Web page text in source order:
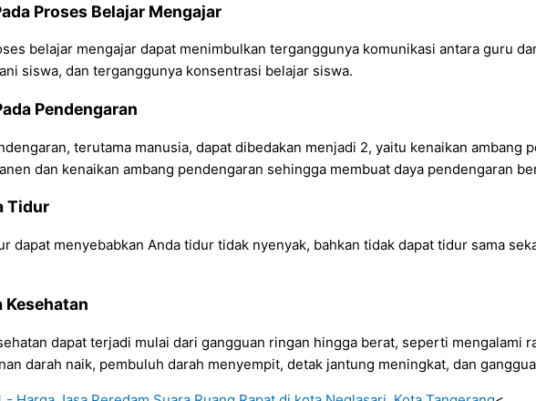
Proses Belajar Mengajar
belajar mengajar dapat menimbulkan terganggunya komunikasi antara guru
siswa, dan terganggunya konsentrasi belajar siswa.
Pendengaran
terutama manusia, dapat dibedakan menjadi 2, yaitu kenaikan ambang
dan kenaikan ambang pendengaran sehingga membuat daya pendengaran
Tidur
dapat menyebabkan Anda tidur tidak nyenyak, bahkan tidak dapat tidur sama
Kesehatan
dapat terjadi mulai dari gangguan ringan hingga berat, seperti mengalami
darah naik, pembuluh darah menyempit, detak jantung meningkat, dan